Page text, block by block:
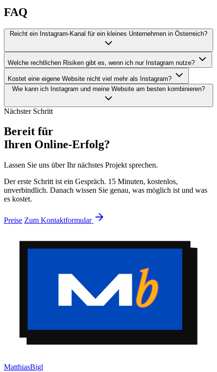
FAQ
Reicht ein Instagram-Kanal für ein kleines Unternehmen in Österreich?
Welche rechtlichen Risiken gibt es, wenn ich nur Instagram nutze?
Kostet eine eigene Website nicht viel mehr als Instagram?
Wie kann ich Instagram und meine Website am besten kombinieren?
Nächster Schritt
Bereit für
Ihren Online-Erfolg?
Lassen Sie uns über Ihr nächstes Projekt sprechen.
Der erste Schritt ist ein Gespräch. 15 Minuten, kostenlos,
unverbindlich. Danach wissen Sie genau, was möglich ist und was
es kostet.
Preise Zum Kontaktformular
MatthiasBigl